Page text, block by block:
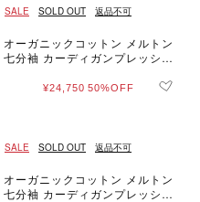
SALE SOLD OUT 返品不可
オーガニックコットン メルトン
七分袖 カーディガンプレッショ
¥24,750 50%OFF
SALE SOLD OUT 返品不可
オーガニックコットン メルトン
七分袖 カーディガンプレッショ